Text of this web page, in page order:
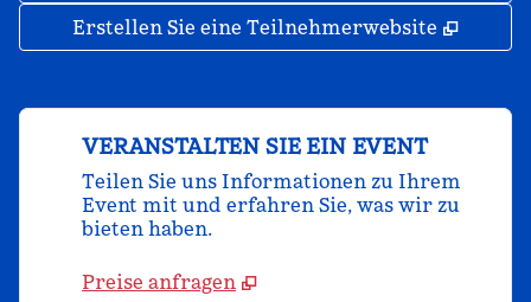
Erstellen Sie eine Teilnehmerwebsite ,
VERANSTALTEN SIE EIN EVENT
Teilen Sie uns Informationen zu Ihrem
Event mit und erfahren Sie, was wir zu
bieten haben.
Preise anfragen